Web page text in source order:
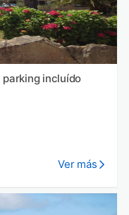
incluído
Ver más